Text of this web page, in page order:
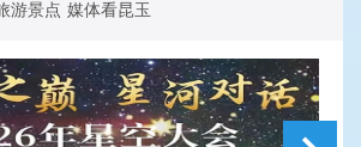
游景点 媒体看昆玉